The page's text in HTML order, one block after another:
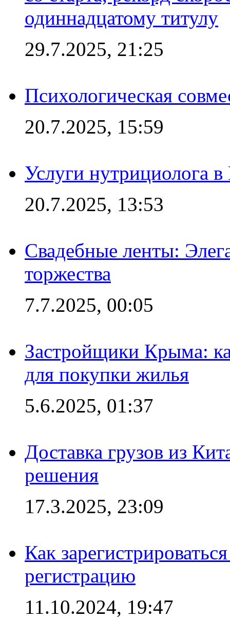
одиннадцатому титулу
29.7.2025, 21:25
Психологическая
20.7.2025, 15:59
Услуги нутрициолога
20.7.2025, 13:53
Свадебные ленты:
торжества
7.7.2025, 00:05
Застройщики Крыма:
для покупки жилья
5.6.2025, 01:37
Доставка грузов из
решения
17.3.2025, 23:09
Как
регистрацию
11.10.2024, 19:47